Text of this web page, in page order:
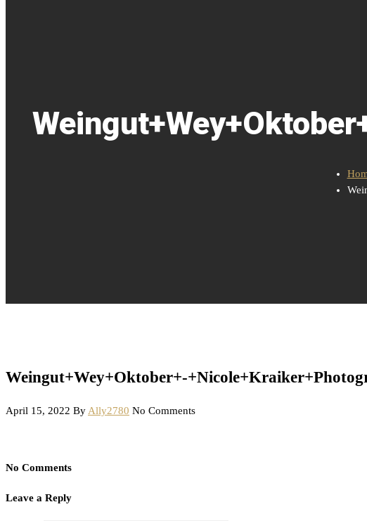
Weingut+Wey+Oktober+-
April 15, 2022 By Ally2780 No Comments
No Comments
Leave a Reply